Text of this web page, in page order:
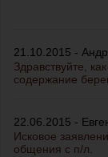
21.10.2015 -
Здравствуйте,
содержание
22.06.2015 -
Исковое
общения с п/л.